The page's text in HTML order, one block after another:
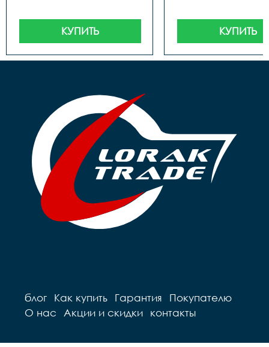
КУПИТЬ КУПИТЬ
блог Как купить Гарантия
Покупателю
О нас
Акции и скидки контакты